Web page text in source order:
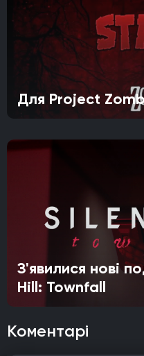
Для Project
З'явилися нові
Hill: Townfall
Коментарі